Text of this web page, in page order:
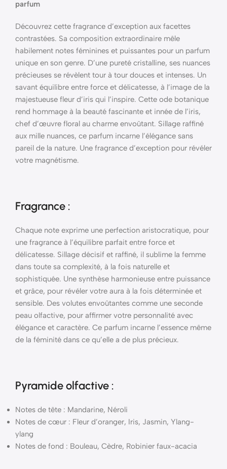
parfum
Découvrez cette fragrance d’exception aux facettes
contrastées. Sa composition extraordinaire mêle
habilement notes féminines et puissantes pour un parfum
unique en son genre. D’une pureté cristalline, ses nuances
précieuses se révèlent tour à tour douces et intenses. Un
savant équilibre entre force et délicatesse, à l’image de la
majestueuse fleur d’iris qui l’inspire. Cette ode botanique
rend hommage à la beauté fascinante et innée de l’iris,
chef d’œuvre floral au charme envoûtant. Sillage raffiné
aux mille nuances, ce parfum incarne l’élégance sans
pareil de la nature. Une fragrance d’exception pour révéler
votre magnétisme.
Fragrance :
Chaque note exprime une perfection aristocratique, pour
une fragrance à l’équilibre parfait entre force et
délicatesse. Sillage décisif et raffiné, il sublime la femme
dans toute sa complexité, à la fois naturelle et
sophistiquée. Une synthèse harmonieuse entre puissance
et grâce, pour révéler votre aura à la fois déterminée et
sensible. Des volutes envoûtantes comme une seconde
peau olfactive, pour affirmer votre personnalité avec
élégance et caractère. Ce parfum incarne l’essence même
de la féminité dans ce qu’elle a de plus précieux.
Pyramideolfactive :
Notes de tête : Mandarine, Néroli
Notes de cœur : Fleur d’oranger, Iris, Jasmin, Ylang-
ylang
Notes de fond : Bouleau, Cèdre, Robinier faux-acacia